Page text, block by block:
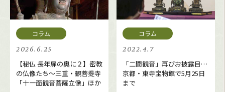
2026.6.25
【秘仏 長年扉の奥に２】密教
の仏像たち～三重・観菩提寺
「十一面観音菩薩立像」ほか
2022.4.7
「二間観音」再びお披露目…
京都・東寺宝物館で5月25日
まで